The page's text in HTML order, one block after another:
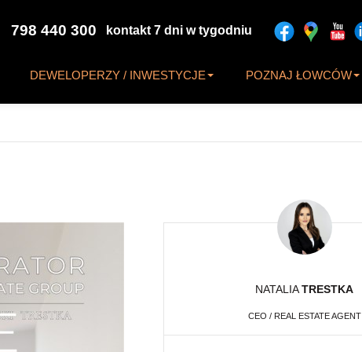
DEWELOPERZY / INWESTYCJE POZNAJ ŁOWCÓW
798 440 300 kontakt 7 dni w tygodniu
NATALIATRESTKA
CEO / REAL ESTATE AGENT